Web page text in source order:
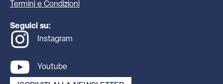
Termini e Condizioni
Seguici su:
Instagram
Youtube